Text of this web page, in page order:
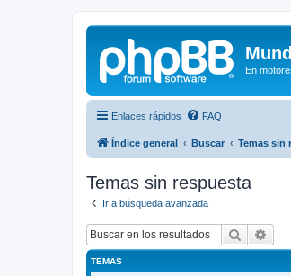
En
Enlaces rápidos FAQ
Índice general Buscar Temas sin
Temas sin respuesta
Ir a búsqueda avanzada
Buscar
TEMAS